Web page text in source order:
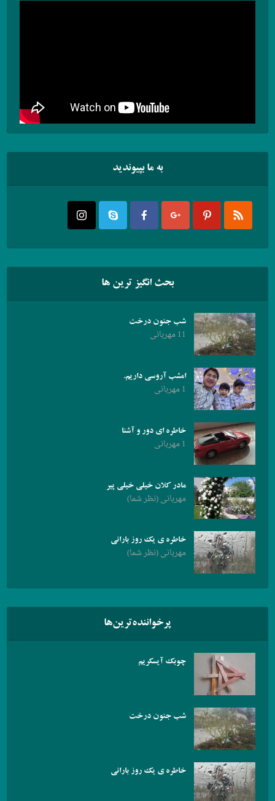
به ما بپیوندید
بحث انگیز ترین ها
شب جنون درخت
11 مهربانی
امشب آروسی داریم.
1 مهربانی
خاطره ای دور و آشنا
1 مهربانی
مادر کلان خیلی خیلی پیر
مهربانی (نظر شما)
خاطره ی یک روز بارانی
مهربانی (نظر شما)
پرخواننده‌ترین‌ها
چوبک آیسکریم
شب جنون درخت
خاطره ی یک روز بارانی